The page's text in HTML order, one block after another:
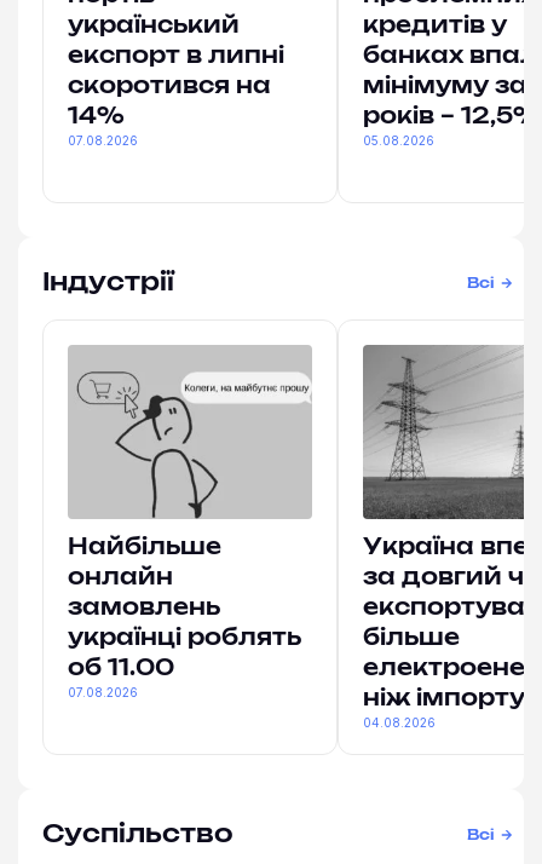
український
експорт в липні
скоротився на
14%
07.08.2026
кредитів у
банках
мінімуму за
років – 12,5%
05.08.2026
Індустрії Всі
Найбільше
онлайн
замовлень
українці роблять
об 11.00
07.08.2026
Україна
за довгий
більше
ніж
04.08.2026
Суспільство Всі